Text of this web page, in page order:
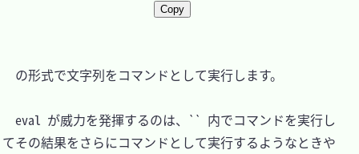
Copy
の形式で文字列をコマンドとして実行します。
eval が威力を発揮するのは、`` 内でコマンドを実行し
てその結果をさらにコマンドとして実行するようなときや